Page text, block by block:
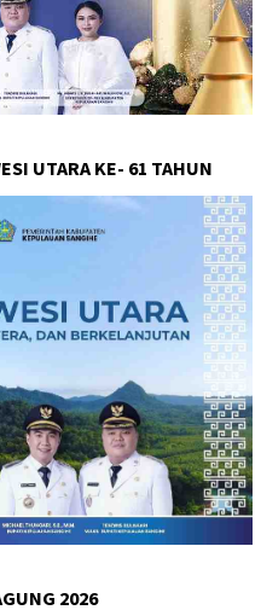
UTARA KE- 61 TAHUN
2026